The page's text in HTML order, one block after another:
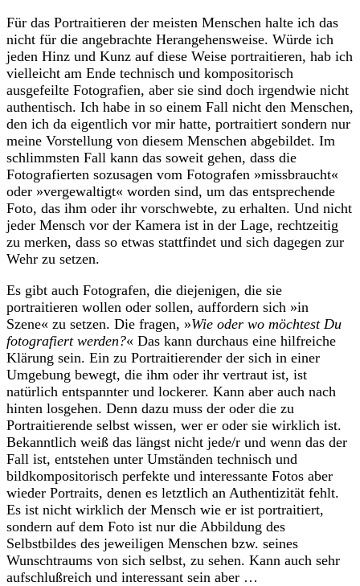
Für das Portraitieren der meisten Menschen halte ich das
nicht für die angebrachte Herangehensweise. Würde ich
jeden Hinz und Kunz auf diese Weise portraitieren, hab ich
vielleicht am Ende technisch und kompositorisch
ausgefeilte Fotografien, aber sie sind doch irgendwie nicht
authentisch. Ich habe in so einem Fall nicht den Menschen,
den ich da eigentlich vor mir hatte, portraitiert sondern nur
meine Vorstellung von diesem Menschen abgebildet. Im
schlimmsten Fall kann das soweit gehen, dass die
Fotografierten sozusagen vom Fotografen »missbraucht«
oder »vergewaltigt« worden sind, um das entsprechende
Foto, das ihm oder ihr vorschwebte, zu erhalten. Und nicht
jeder Mensch vor der Kamera ist in der Lage, rechtzeitig
zu merken, dass so etwas stattfindet und sich dagegen zur
Wehr zu setzen.
Es gibt auch Fotografen, die diejenigen, die sie
portraitieren wollen oder sollen, auffordern sich »in
Szene« zu setzen. Die fragen, »Wie oder wo möchtest Du
fotografiert werden?« Das kann durchaus eine hilfreiche
Klärung sein. Ein zu Portraitierender der sich in einer
Umgebung bewegt, die ihm oder ihr vertraut ist, ist
natürlich entspannter und lockerer. Kann aber auch nach
hinten losgehen. Denn dazu muss der oder die zu
Portraitierende selbst wissen, wer er oder sie wirklich ist.
Bekanntlich weiß das längst nicht jede/r und wenn das der
Fall ist, entstehen unter Umständen technisch und
bildkompositorisch perfekte und interessante Fotos aber
wieder Portraits, denen es letztlich an Authentizität fehlt.
Es ist nicht wirklich der Mensch wie er ist portraitiert,
sondern auf dem Foto ist nur die Abbildung des
Selbstbildes des jeweiligen Menschen bzw. seines
Wunschtraums von sich selbst, zu sehen. Kann auch sehr
aufschlußreich und interessant sein aber …